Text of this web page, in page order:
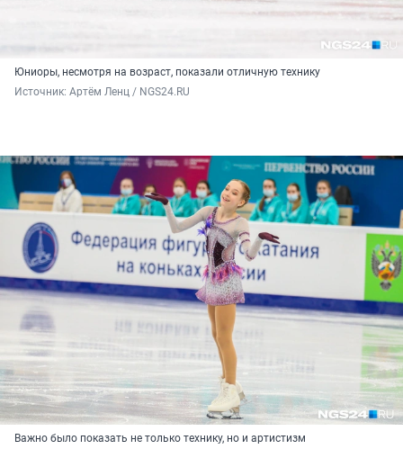
Юниоры, несмотря на возраст, показали отличную технику
Источник: Артём Ленц / NGS24.RU
Важно было показать не только технику, но и артистизм